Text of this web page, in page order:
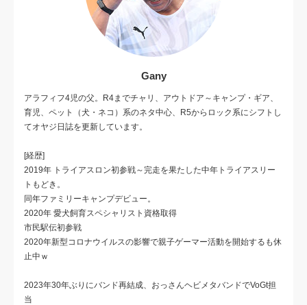
Gany
アラフィフ4児の父。R4までチャリ、アウトドア～キャンプ・ギア、
育児、ペット（犬・ネコ）系のネタ中心、R5からロック系にシフトし
てオヤジ日誌を更新しています。
[経歴]
2019年 トライアスロン初参戦～完走を果たした中年トライアスリー
トもどき。
同年ファミリーキャンプデビュー。
2020年 愛犬飼育スペシャリスト資格取得
市民駅伝初参戦
2020年新型コロナウイルスの影響で親子ゲーマー活動を開始するも休
止中ｗ
2023年30年ぶりにバンド再結成、おっさんヘビメタバンドでVoGt担
当